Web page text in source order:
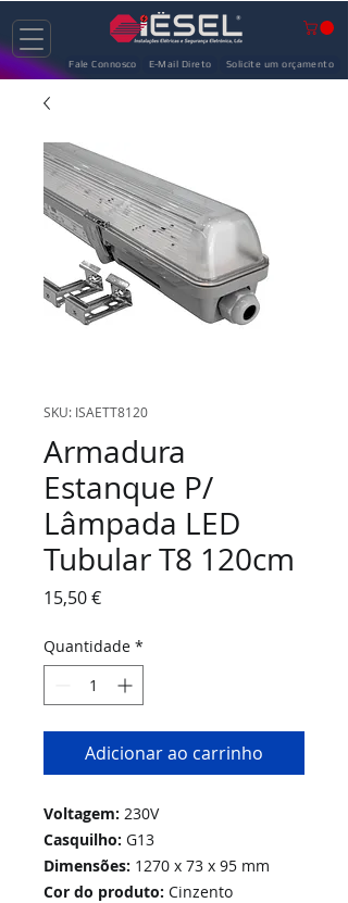
Fale Connosco E-Mail Direto Solicite um orçamento
SKU: ISAETT8120
Armadura
Estanque P/
Lâmpada LED
Tubular T8 120cm
15,50 €Preço
Quantidade *
Adicionar ao carrinho
Voltagem: 230V
Casquilho: G13
Dimensões: 1270 x 73 x 95 mm
Cor do produto: Cinzento